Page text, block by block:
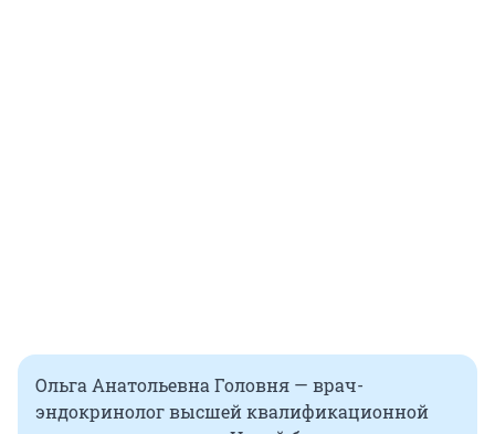
Ольга Анатольевна Головня — врач-
эндокринолог высшей квалификационной